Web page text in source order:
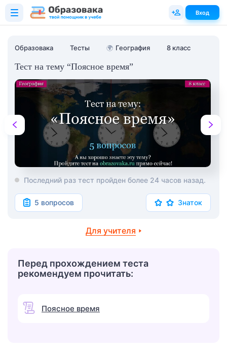
Образовака Тесты 🌍 География 8 класс
Тест на тему “Поясное время”
Последний раз тест пройден более 24 часов назад.
5 вопросов Знаток
Для учителя
Перед прохождением теста
рекомендуем прочитать:
Поясное время
Вход